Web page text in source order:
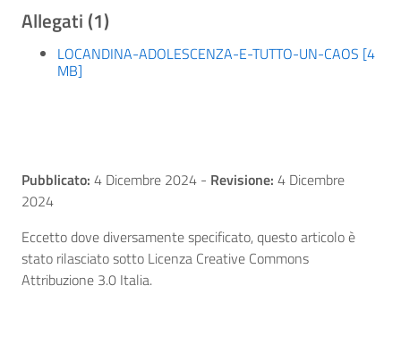
Allegati (1)
LOCANDINA-ADOLESCENZA-E-TUTTO-UN-CAOS [4
MB]
Pubblicato: 4 Dicembre 2024 - Revisione: 4 Dicembre
2024
Eccetto dove diversamente specificato, questo articolo è
stato rilasciato sotto Licenza Creative Commons
Attribuzione 3.0 Italia.